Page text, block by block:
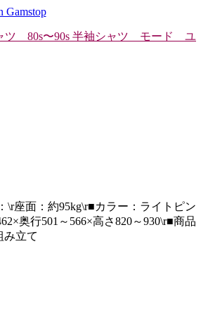
Gamstop
ツ 80s〜90s 半袖シャツ モード ユ
座面：約95kg\r■カラー：ライトピン
奥行501～566×高さ820～930\r■商品
み立て